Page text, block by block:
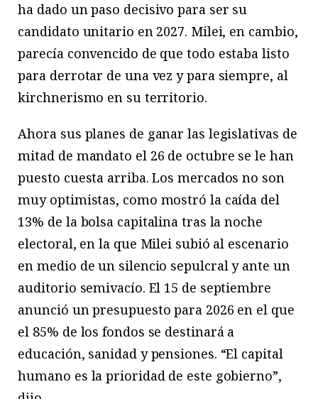
ha dado un paso decisivo para ser su
candidato unitario en 2027. Milei, en cambio,
parecía convencido de que todo estaba listo
para derrotar de una vez y para siempre, al
kirchnerismo en su territorio.
Ahora sus planes de ganar las legislativas de
mitad de mandato el 26 de octubre se le han
puesto cuesta arriba. Los mercados no son
muy optimistas, como mostró la caída del
13% de la bolsa capitalina tras la noche
electoral, en la que Milei subió al escenario
en medio de un silencio sepulcral y ante un
auditorio semivacío. El 15 de septiembre
anunció un presupuesto para 2026 en el que
el 85% de los fondos se destinará a
educación, sanidad y pensiones. “El capital
humano es la prioridad de este gobierno”,